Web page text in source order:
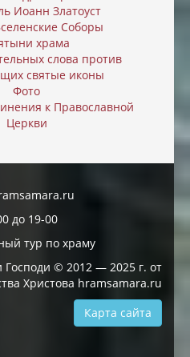
Иоанн Златоуст
Соборы
храма
слова против
святые иконы
Фото
к Православной
Церкви
до 19-00
тур по храму
Господи © 2012 — 2025 г. от
Христова hramsamara.ru
Карта сайта